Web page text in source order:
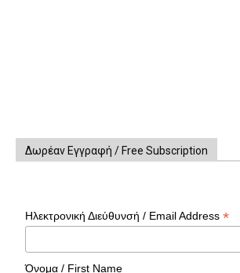
Δωρέαν Εγγραφή / Free Subscription
Ηλεκτρονική Διεύθυνσή / Email Address*
Όνομα / First Name